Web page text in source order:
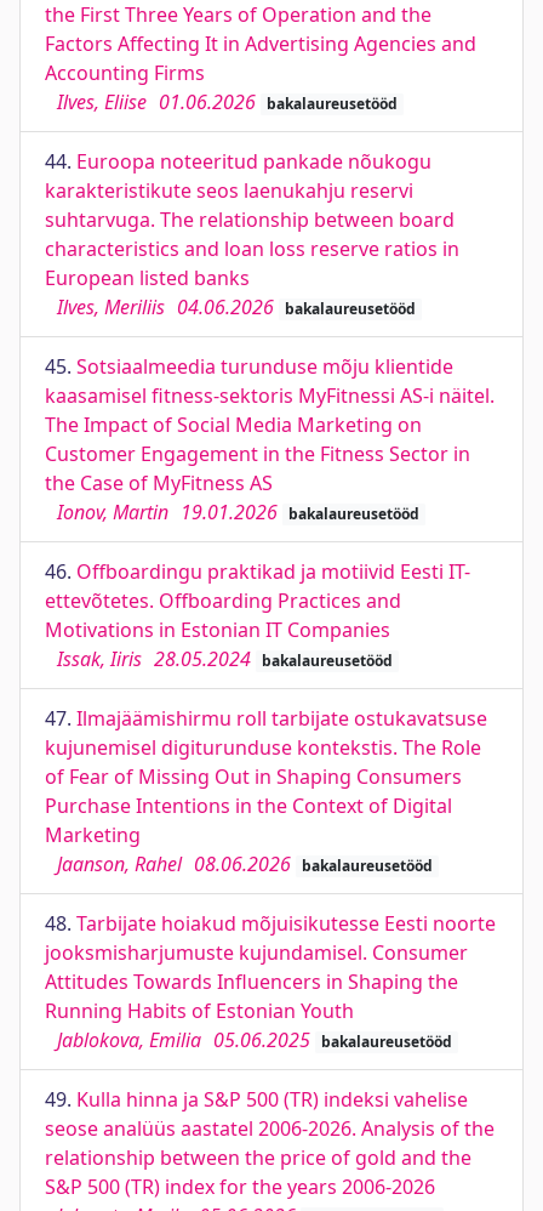
the First Three Years of Operation and the
Factors Affecting It in Advertising Agencies and
Accounting Firms
Ilves, Eliise 01.06.2026 bakalaureusetööd
44. Euroopa noteeritud pankade nõukogu
karakteristikute seos laenukahju reservi
suhtarvuga. The relationship between board
characteristics and loan loss reserve ratios in
European listed banks
Ilves, Meriliis 04.06.2026 bakalaureusetööd
45. Sotsiaalmeedia turunduse mõju klientide
kaasamisel fitness-sektoris MyFitnessi AS-i näitel.
The Impact of Social Media Marketing on
Customer Engagement in the Fitness Sector in
the Case of MyFitness AS
Ionov, Martin 19.01.2026 bakalaureusetööd
46. Offboardingu praktikad ja motiivid Eesti IT-
ettevõtetes. Offboarding Practices and
Motivations in Estonian IT Companies
Issak, Iiris 28.05.2024 bakalaureusetööd
47. Ilmajäämishirmu roll tarbijate ostukavatsuse
kujunemisel digiturunduse kontekstis. The Role
of Fear of Missing Out in Shaping Consumers
Purchase Intentions in the Context of Digital
Marketing
Jaanson, Rahel 08.06.2026 bakalaureusetööd
48. Tarbijate hoiakud mõjuisikutesse Eesti noorte
jooksmisharjumuste kujundamisel. Consumer
Attitudes Towards Influencers in Shaping the
Running Habits of Estonian Youth
Jablokova, Emilia 05.06.2025 bakalaureusetööd
49. Kulla hinna ja S&P 500 (TR) indeksi vahelise
seose analüüs aastatel 2006-2026. Analysis of the
relationship between the price of gold and the
S&P 500 (TR) index for the years 2006-2026